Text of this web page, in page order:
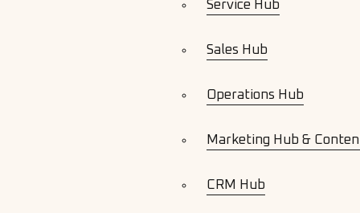
Service Hub
Sales Hub
Operations Hub
Marketing Hub &
CRM Hub